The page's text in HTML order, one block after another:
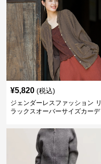
¥5,820 (税込)
ジェンダーレスファッション リ
ラックスオーバーサイズカーデ